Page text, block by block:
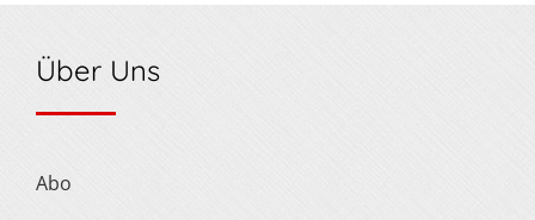
Über Uns
Abo